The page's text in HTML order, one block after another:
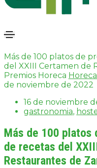
Más de 100 platos de
del XXIII Certamen de
Premios Horeca Horeca
de noviembre de 2022
16 de noviembre
gastronomia,
Más de 100
de recetas del
Restaurantes de